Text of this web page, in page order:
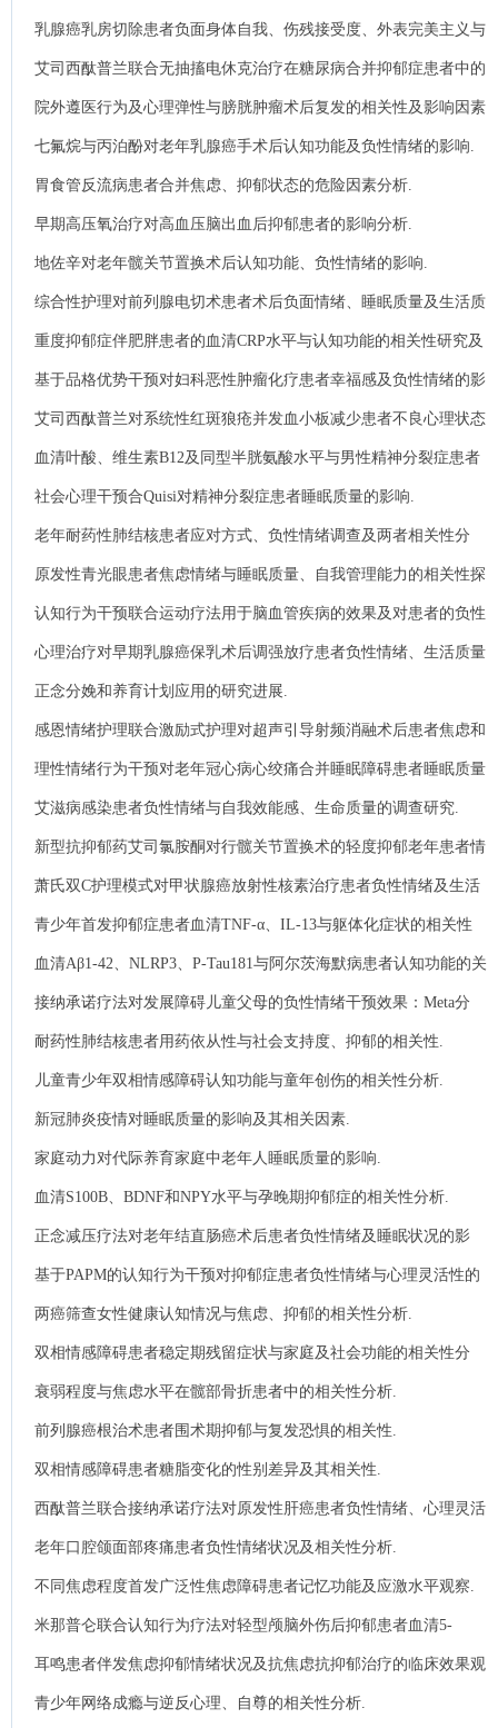
乳腺癌乳房切除患者负面身体自我、伤残接受度、外表完美主义与
社交外表焦虑的相关性.
艾司西酞普兰联合无抽搐电休克治疗在糖尿病合并抑郁症患者中的
应用价值及对患者负性情绪、心理的影响.
院外遵医行为及心理弹性与膀胱肿瘤术后复发的相关性及影响因素
探究.
七氟烷与丙泊酚对老年乳腺癌手术后认知功能及负性情绪的影响.
胃食管反流病患者合并焦虑、抑郁状态的危险因素分析.
早期高压氧治疗对高血压脑出血后抑郁患者的影响分析.
地佐辛对老年髋关节置换术后认知功能、负性情绪的影响.
综合性护理对前列腺电切术患者术后负面情绪、睡眠质量及生活质
量的影响.
重度抑郁症伴肥胖患者的血清CRP水平与认知功能的相关性研究及
中介效应分析.
基于品格优势干预对妇科恶性肿瘤化疗患者幸福感及负性情绪的影
响.
艾司西酞普兰对系统性红斑狼疮并发血小板减少患者不良心理状态
及睡眠质量的影响.
血清叶酸、维生素B12及同型半胱氨酸水平与男性精神分裂症患者
认识功能的相关性.
社会心理干预合Quisi对精神分裂症患者睡眠质量的影响.
老年耐药性肺结核患者应对方式、负性情绪调查及两者相关性分
析.
原发性青光眼患者焦虑情绪与睡眠质量、自我管理能力的相关性探
讨.
认知行为干预联合运动疗法用于脑血管疾病的效果及对患者的负性
情绪、心理影响.
心理治疗对早期乳腺癌保乳术后调强放疗患者负性情绪、生活质量
的影响.
正念分娩和养育计划应用的研究进展.
感恩情绪护理联合激励式护理对超声引导射频消融术后患者焦虑和
抑郁情绪干预效果的研究.
理性情绪行为干预对老年冠心病心绞痛合并睡眠障碍患者睡眠质量
变化的影响.
艾滋病感染患者负性情绪与自我效能感、生命质量的调查研究.
新型抗抑郁药艾司氯胺酮对行髋关节置换术的轻度抑郁老年患者情
绪状态、睡眠质量及镇痛效果的影响.
萧氏双C护理模式对甲状腺癌放射性核素治疗患者负性情绪及生活
质量的影响.
青少年首发抑郁症患者血清TNF-α、IL-13与躯体化症状的相关性
分析.
血清Aβ1-42、NLRP3、P-Tau181与阿尔茨海默病患者认知功能的关
系探讨.
接纳承诺疗法对发展障碍儿童父母的负性情绪干预效果：Meta分
析.
耐药性肺结核患者用药依从性与社会支持度、抑郁的相关性.
儿童青少年双相情感障碍认知功能与童年创伤的相关性分析.
新冠肺炎疫情对睡眠质量的影响及其相关因素.
家庭动力对代际养育家庭中老年人睡眠质量的影响.
血清S100B、BDNF和NPY水平与孕晚期抑郁症的相关性分析.
正念减压疗法对老年结直肠癌术后患者负性情绪及睡眠状况的影
响.
基于PAPM的认知行为干预对抑郁症患者负性情绪与心理灵活性的
影响.
两癌筛查女性健康认知情况与焦虑、抑郁的相关性分析.
双相情感障碍患者稳定期残留症状与家庭及社会功能的相关性分
析.
衰弱程度与焦虑水平在髋部骨折患者中的相关性分析.
前列腺癌根治术患者围术期抑郁与复发恐惧的相关性.
双相情感障碍患者糖脂变化的性别差异及其相关性.
西酞普兰联合接纳承诺疗法对原发性肝癌患者负性情绪、心理灵活
性以及应对能力的影响.
老年口腔颌面部疼痛患者负性情绪状况及相关性分析.
不同焦虑程度首发广泛性焦虑障碍患者记忆功能及应激水平观察.
米那普仑联合认知行为疗法对轻型颅脑外伤后抑郁患者血清5-
HT、BDNF及睡眠质量的影响.
耳鸣患者伴发焦虑抑郁情绪状况及抗焦虑抗抑郁治疗的临床效果观
察.
青少年网络成瘾与逆反心理、自尊的相关性分析.